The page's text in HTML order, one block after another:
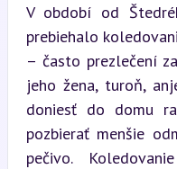
V období od
prebiehalo
– často prezlečení
jeho žena, turoň,
doniesť do domu
pozbierať menšie
pečivo.